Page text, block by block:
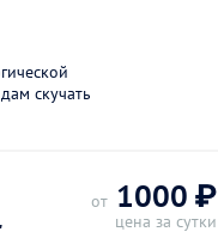
скучать
от 1000 ₽
цена за сутки